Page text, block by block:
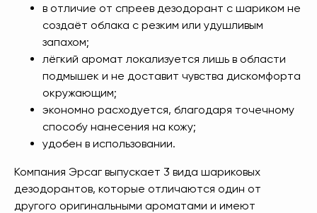
в отличие от спреев дезодорант с шариком не
создаёт облака с резким или удушливым
запахом;
лёгкий аромат локализуется лишь в области
подмышек и не доставит чувства дискомфорта
окружающим;
экономно расходуется, благодаря точечному
способу нанесения на кожу;
удобен в использовании.
Компания Эрсаг выпускает 3 вида шариковых
дезодорантов, которые отличаются один от
другого оригинальными ароматами и имеют
[ Дарим приятныеподарки и скидки при заказе ]
ЗАРЕГИСТРИРУЙТЕСЬ
В «ERSAG», ЧТОБЫ
ПОЛУЧИТЬСКИДКУ 20%
И ПОДАРКИ